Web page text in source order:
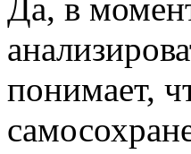
Да, в
понимает,